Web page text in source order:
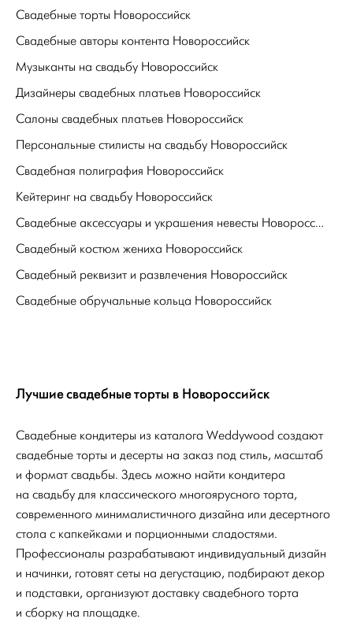
Свадебные торты Новороссийск
Свадебные авторы контента Новороссийск
Музыканты на свадьбу Новороссийск
Дизайнеры свадебных платьев Новороссийск
Салоны свадебных платьев Новороссийск
Персональные стилисты на свадьбу Новороссийск
Свадебная полиграфия Новороссийск
Кейтеринг на свадьбу Новороссийск
Свадебные аксессуары и украшения невесты Новороссийск
Свадебный костюм жениха Новороссийск
Свадебный реквизит и развлечения Новороссийск
Свадебные обручальные кольца Новороссийск
Лучшие свадебные торты в Новороссийск
Свадебные кондитеры из каталога Weddywood создают
свадебные торты и десерты на заказ под стиль, масштаб
и формат свадьбы. Здесь можно найти кондитера
на свадьбу для классического многоярусного торта,
современного минималистичного дизайна или десертного
стола с капкейками и порционными сладостями.
Профессионалы разрабатывают индивидуальный дизайн
и начинки, готовят сеты на дегустацию, подбирают декор
и подставки, организуют доставку свадебного торта
и сборку на площадке.